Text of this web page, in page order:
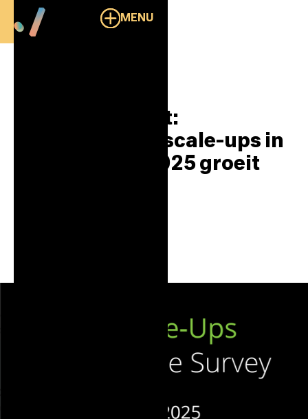
MENU
Deloitte rapport:
Vertrouwen bij scale-ups in
Nederland in 2025 groeit